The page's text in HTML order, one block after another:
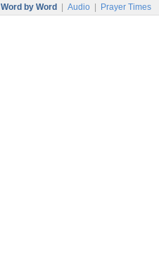
Word by Word Audio Prayer Times